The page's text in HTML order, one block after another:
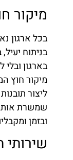
מיקור
בכל ארגון
בניתוח
מיקור חוץ
ליצור
שמשרת
ובזמן
שירותי